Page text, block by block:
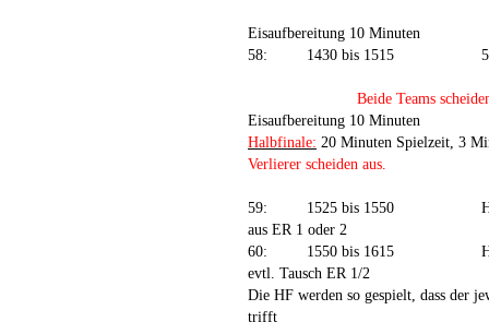
Eisaufbereitung 10 Minuten
58:
1430 bis 1515
Beide Teams
Eisaufbereitung 10 Minuten
Halbfinale: 20 Minuten Spielzeit, 3
Verlierer scheiden aus.
59: 1525 bis 1550
aus ER 1 oder 2
60:
1550 bis 1615
evtl. Tausch ER 1/2
Die HF werden so gespielt, dass der
trifft